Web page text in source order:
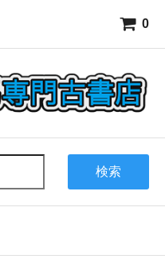
0
検索